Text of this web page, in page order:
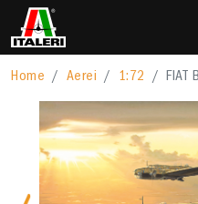
Home Aerei 1:72 FIAT